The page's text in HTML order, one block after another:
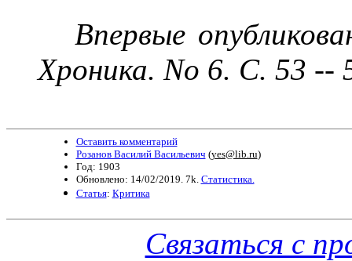
Впервые
Хроника. No 6. С. 53 --
Оставить комментарий
Розанов Василий Васильевич (yes@lib.ru)
Год: 1903
Обновлено: 14/02/2019. 7k. Статистика.
Статья: Критика
Связаться с